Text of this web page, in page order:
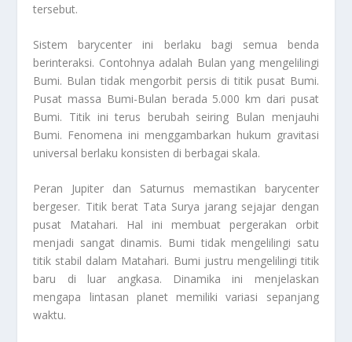
tersebut.
Sistem barycenter ini berlaku bagi semua benda
berinteraksi. Contohnya adalah Bulan yang mengelilingi
Bumi. Bulan tidak mengorbit persis di titik pusat Bumi.
Pusat massa Bumi-Bulan berada 5.000 km dari pusat
Bumi. Titik ini terus berubah seiring Bulan menjauhi
Bumi. Fenomena ini menggambarkan hukum gravitasi
universal berlaku konsisten di berbagai skala.
Peran Jupiter dan Saturnus memastikan barycenter
bergeser. Titik berat Tata Surya jarang sejajar dengan
pusat Matahari. Hal ini membuat pergerakan orbit
menjadi sangat dinamis. Bumi tidak mengelilingi satu
titik stabil dalam Matahari. Bumi justru mengelilingi titik
baru di luar angkasa. Dinamika ini menjelaskan
mengapa lintasan planet memiliki variasi sepanjang
waktu.